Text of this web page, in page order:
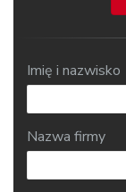
Imię i nazwisko
Nazwa firmy